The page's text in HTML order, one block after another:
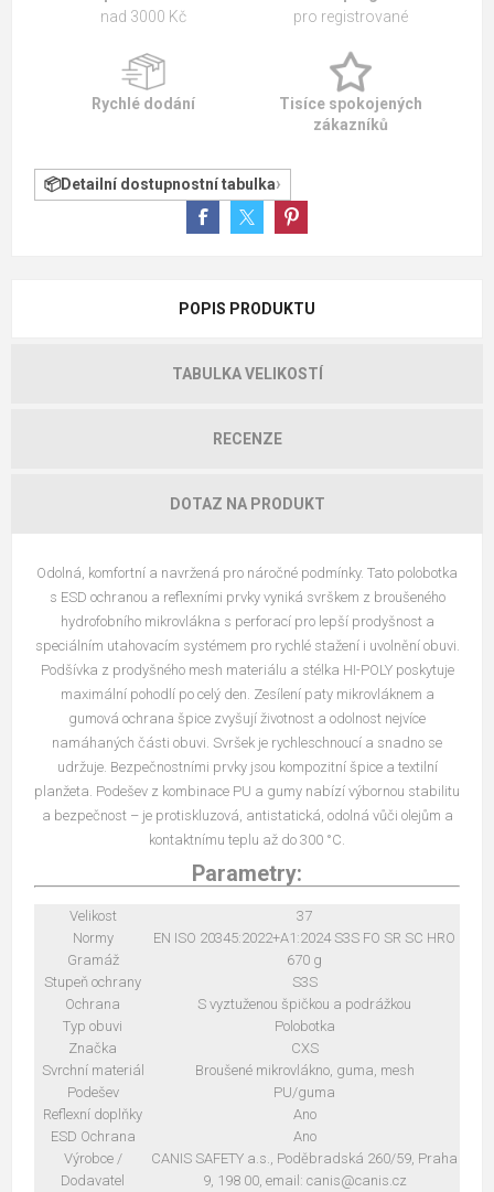
nad 3000 Kč
pro registrované
Rychlé dodání
Tisíce spokojených
zákazníků
Detailní dostupnostní tabulka
POPIS PRODUKTU
TABULKA VELIKOSTÍ
RECENZE
DOTAZ NA PRODUKT
Odolná, komfortní a navržená pro náročné podmínky. Tato polobotka
s ESD ochranou a reflexními prvky vyniká svrškem z broušeného
hydrofobního mikrovlákna s perforací pro lepší prodyšnost a
speciálním utahovacím systémem pro rychlé stažení i uvolnění obuvi.
Podšívka z prodyšného mesh materiálu a stélka HI-POLY poskytuje
maximální pohodlí po celý den. Zesílení paty mikrovláknem a
gumová ochrana špice zvyšují životnost a odolnost nejvíce
namáhaných části obuvi. Svršek je rychleschnoucí a snadno se
udržuje. Bezpečnostními prvky jsou kompozitní špice a textilní
planžeta. Podešev z kombinace PU a gumy nabízí výbornou stabilitu
a bezpečnost – je protiskluzová, antistatická, odolná vůči olejům a
kontaktnímu teplu až do 300 °C.
Parametry:
Velikost
37
Normy
EN ISO 20345:2022+A1:2024 S3S FO SR SC HRO
Gramáž
670 g
Stupeň ochrany
S3S
Ochrana
S vyztuženou špičkou a podrážkou
Typ obuvi
Polobotka
Značka
CXS
Svrchní materiál
Broušené mikrovlákno, guma, mesh
Podešev
PU/guma
Reflexní doplňky
Ano
ESD Ochrana
Ano
Výrobce /
Dodavatel
CANIS SAFETY a.s., Poděbradská 260/59, Praha
9, 198 00, email: canis@canis.cz